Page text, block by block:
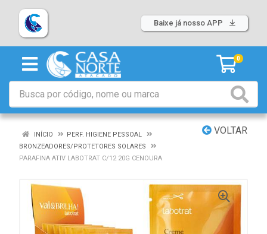
Baixe já nosso APP
0
VOLTAR
INÍCIO
PERF. HIGIENE PESSOAL
BRONZEADORES/PROTETORES SOLARES
PARAFINA ATIV LABOTRAT C/12 20G CENOURA